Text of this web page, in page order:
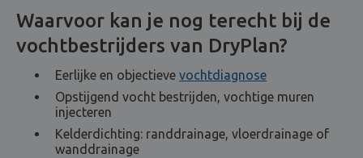
Waarvoor kan je nog terecht bij de
vochtbestrijders van DryPlan?
Eerlijke en objectieve vochtdiagnose
Opstijgend vocht bestrijden, vochtige muren
injecteren
Kelderdichting: randdrainage, vloerdrainage of
wanddrainage